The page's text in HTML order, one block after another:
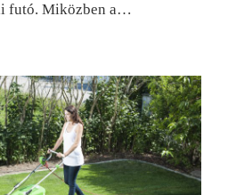
futó. Miközben a…